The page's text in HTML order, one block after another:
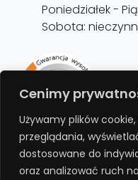
Cenimy
Używamy plików
przeglądania,
dostosowane do
oraz analizować ruch
Poniedziałek -
Sobota:
Bezpłatnie przedłuż
miesięcy rejestrując